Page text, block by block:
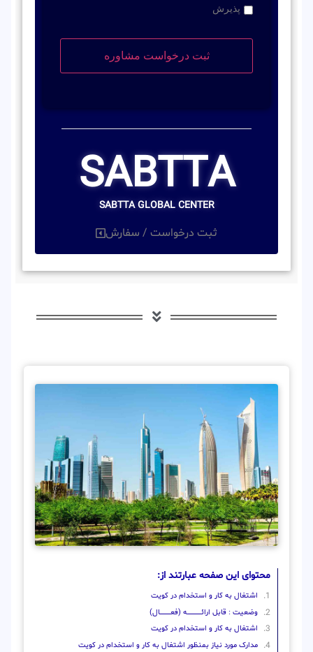
پذیرش
SABTTA
SABTTA GLOBAL CENTER
ثبت درخواست / سفارش
محتوای این صفحه عبارتند از:
اشتغال به کار و استخدام در کویت
وضعیت : قابل ارائــــــــــــــــــــه (فعـــــــــــــــال)
اشتغال به کار و استخدام در کویت
مدارک مورد نیاز بمنظور اشتغال به کار و استخدام در کویت